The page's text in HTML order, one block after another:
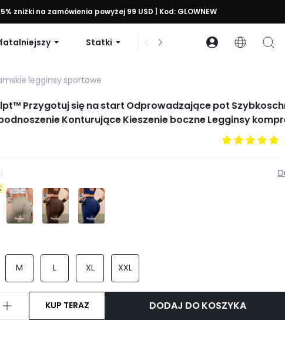
zniżki na zamówienia powyżej 99 USD | Kod: GLOWNEW
USD
Statki Sukienki i body
legginsy sportowe
Przygotuj się na start Odprowadzające pot
Konturujące Kieszenie boczne Legginsy
intensywności Siłownia Bieganie Odzież sportowa
M L XL XXL
KUP TERAZ DODAJ DO KOSZYKA